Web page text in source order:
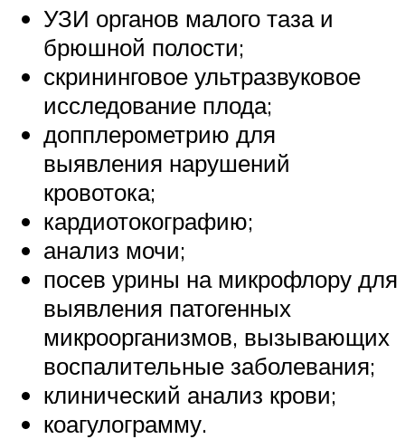
УЗИ органов малого таза и
брюшной полости;
скрининговое ультразвуковое
исследование плода;
допплерометрию для
выявления нарушений
кровотока;
кардиотокографию;
анализ мочи;
посев урины на микрофлору для
выявления патогенных
микроорганизмов, вызывающих
воспалительные заболевания;
клинический анализ крови;
коагулограмму.